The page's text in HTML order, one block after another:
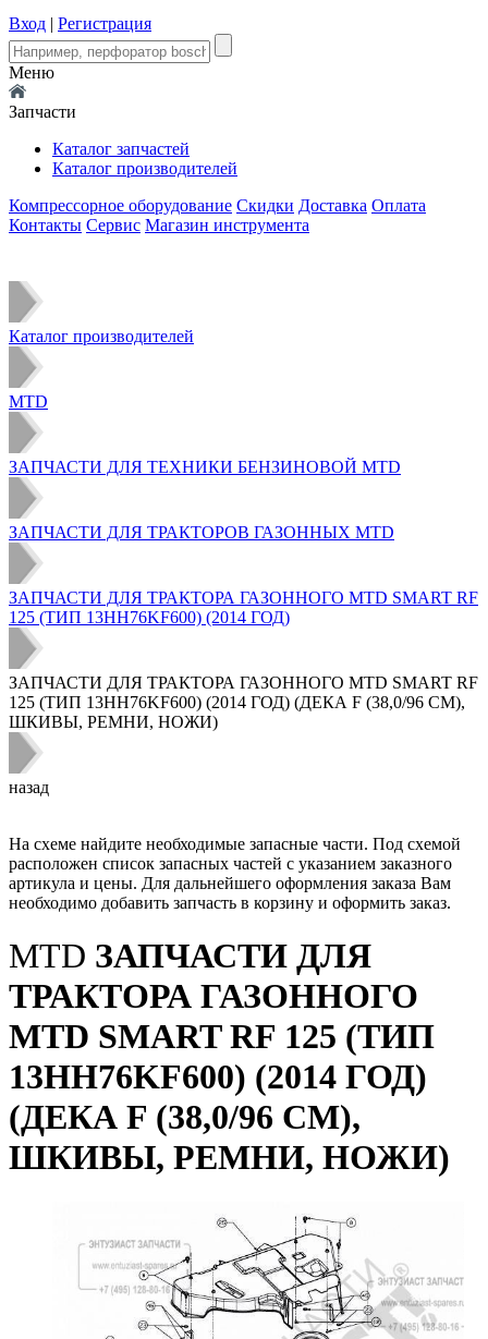
Вход | Регистрация
Меню
Запчасти
Каталог запчастей
Каталог производителей
Компрессорное оборудование Скидки Доставка Оплата
Контакты Сервис Магазин инструмента
Каталог производителей
MTD
ЗАПЧАСТИ ДЛЯ ТЕХНИКИ БЕНЗИНОВОЙ MTD
ЗАПЧАСТИ ДЛЯ ТРАКТОРОВ ГАЗОННЫХ MTD
ЗАПЧАСТИ ДЛЯ ТРАКТОРА ГАЗОННОГО MTD SMART RF
125 (ТИП 13HH76KF600) (2014 ГОД)
ЗАПЧАСТИ ДЛЯ ТРАКТОРА ГАЗОННОГО MTD SMART RF
125 (ТИП 13HH76KF600) (2014 ГОД) (ДЕКА F (38,0/96 СМ),
ШКИВЫ, РЕМНИ, НОЖИ)
назад
На схеме найдите необходимые запасные части. Под схемой
расположен список запасных частей с указанием заказного
артикула и цены. Для дальнейшего оформления заказа Вам
необходимо добавить запчасть в корзину и оформить заказ.
MTD ЗАПЧАСТИ ДЛЯ
ТРАКТОРА ГАЗОННОГО
MTD SMART RF 125 (ТИП
13HH76KF600) (2014 ГОД)
(ДЕКА F (38,0/96 СМ),
ШКИВЫ, РЕМНИ, НОЖИ)